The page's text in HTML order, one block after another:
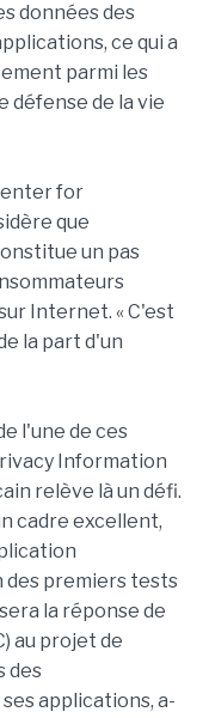
données des
ce qui a
parmi les
défense de la vie
for
que
un pas
Internet. « C'est
la part d'un
l'une de ces
Information
relève là un défi.
cadre excellent,
des premiers tests
la réponse de
au projet de
des
applications, a-